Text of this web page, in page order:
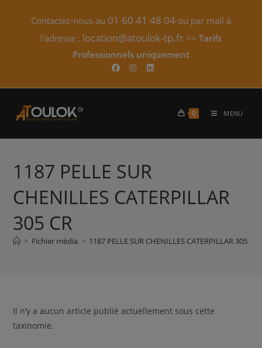
Contactez-nous au 01 60 41 48 04 ou par mail à
l'adresse : location@atoulok-tp.fr >> Tarifs
Professionnels uniquement​
0 MENU
1187 PELLE SUR
CHENILLES CATERPILLAR
305 CR
> Fichier média > 1187 PELLE SUR CHENILLES CATERPILLAR 305 CR
Il n’y a aucun article publié actuellement sous cette
taxinomie.